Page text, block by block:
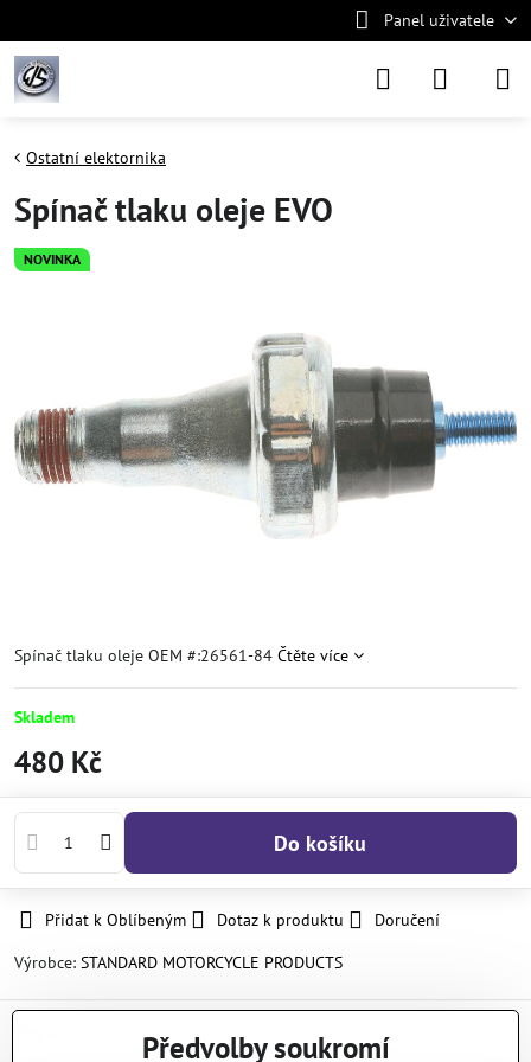
Panel uživatele
NOVINKA
Ostatní elektornika
Spínač tlaku oleje EVO
Spínač tlaku oleje OEM #:26561-84 Čtěte více
Skladem
480 Kč
Do košíku
Přidat k Oblíbeným Dotaz k produktu
Doručení
Výrobce: STANDARD MOTORCYCLE PRODUCTS
Předvolby soukromí